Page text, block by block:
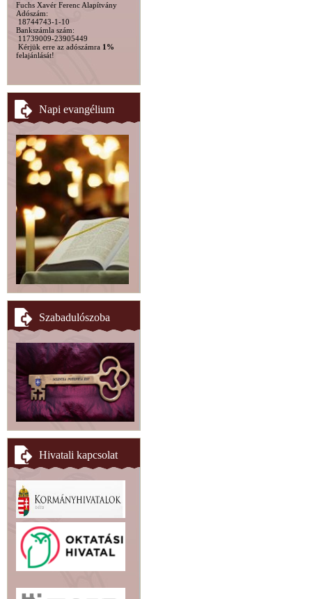
Fuchs Xavér Ferenc Alapítvány
Adószám:
18744743-1-10
Bankszámla szám:
11739009-23905449
Kérjük erre az adószámra 1%
felajánlását!
Napi evangélium
Szabadulószoba
Hivatali kapcsolat